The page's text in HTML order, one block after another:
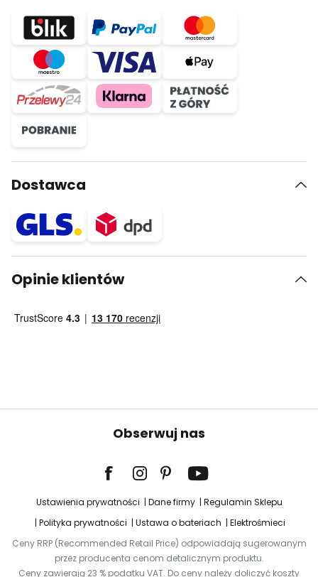
Dostawca
Opinie klientów
Obserwuj nas
Ustawienia prywatności Dane firmy
Regulamin Sklepu
Polityka prywatności
Ustawa o bateriach
Elektrośmieci
Ceny RRP (Recommended Retail Price) odpowiadają sugerowanym
przez producenta cenom detalicznym produktu.
Ceny zawierają 23 % podatku VAT. Do ceny należy doliczyć koszty